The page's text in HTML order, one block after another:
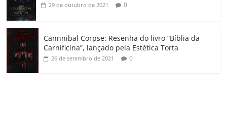
29 de outubro de 2021 0
Cannnibal Corpse: Resenha do livro “Bíblia da
Carnificina”, lançado pela Estética Torta
26 de setembro de 2021 0